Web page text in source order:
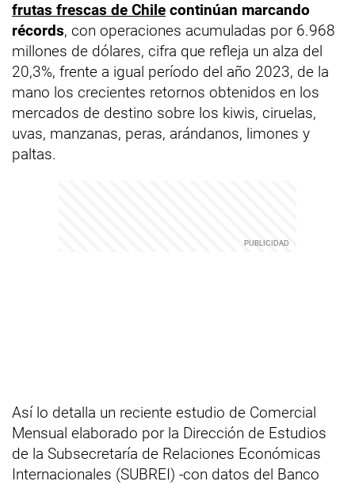
frutas frescas de Chile continúan marcando
récords, con operaciones acumuladas por 6.968
millones de dólares, cifra que refleja un alza del
20,3%, frente a igual período del año 2023, de la
mano los crecientes retornos obtenidos en los
mercados de destino sobre los kiwis, ciruelas,
uvas, manzanas, peras, arándanos, limones y
paltas.
Así lo detalla un reciente estudio de Comercial
Mensual elaborado por la Dirección de Estudios
de la Subsecretaría de Relaciones Económicas
Internacionales (SUBREI) -con datos del Banco